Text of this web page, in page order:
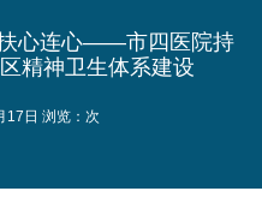
心连心——市四医院持
精神卫生体系建设
日 浏览： 次